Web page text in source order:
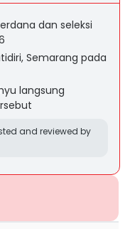
dan seleksi
Semarang pada
langsung
and reviewed by